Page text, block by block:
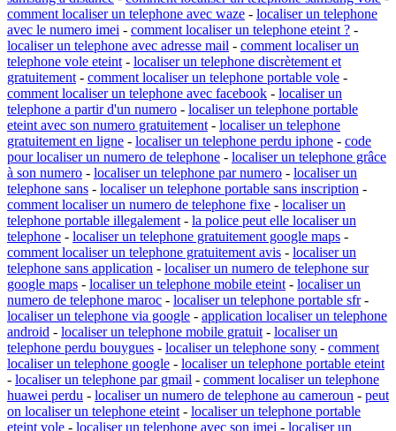
comment localiser un telephone avec waze - localiser un telephone
avec le numero imei - comment localiser un telephone eteint ? -
localiser un telephone avec adresse mail - comment localiser un
telephone vole eteint - localiser un telephone discrètement et
gratuitement - comment localiser un telephone portable vole -
comment localiser un telephone avec facebook - localiser un
telephone a partir d'un numero - localiser un telephone portable
eteint avec son numero gratuitement - localiser un telephone
gratuitement en ligne - localiser un telephone perdu iphone - code
pour localiser un numero de telephone - localiser un telephone grâce
à son numero - localiser un telephone par numero - localiser un
telephone sans - localiser un telephone portable sans inscription -
comment localiser un numero de telephone fixe - localiser un
telephone portable illegalement - la police peut elle localiser un
telephone - localiser un telephone gratuitement google maps -
comment localiser un telephone gratuitement avis - localiser un
telephone sans application - localiser un numero de telephone sur
google maps - localiser un telephone mobile eteint - localiser un
numero de telephone maroc - localiser un telephone portable sfr-
localiser un telephone via google - application localiser un telephone
android - localiser un telephone mobile gratuit - localiser un
telephone perdu bouygues - localiser un telephone sony - comment
localiser un telephone google - localiser un telephone portable eteint
- localiser un telephone par gmail - comment localiser un telephone
huawei perdu - localiser un numero de telephone au cameroun - peut
on localiser un telephone eteint - localiser un telephone portable
eteint vole - localiser un telephone avec son imei - localiser un